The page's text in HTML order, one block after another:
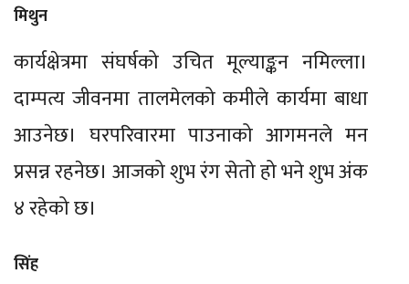
मिथुन
कार्यक्षेत्रमा संघर्षको उचित मूल्याङ्कन नमिल्ला।
दाम्पत्य जीवनमा तालमेलको कमीले कार्यमा बाधा
आउनेछ। घरपरिवारमा पाउनाको आगमनले मन
प्रसन्न रहनेछ। आजको शुभ रंग सेतो हो भने शुभ अंक
४ रहेको छ।
सिंह